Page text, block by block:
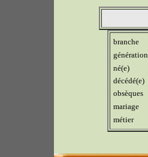
branche
génération
né(e)
décédé(e)
obsèques
mariage
métier